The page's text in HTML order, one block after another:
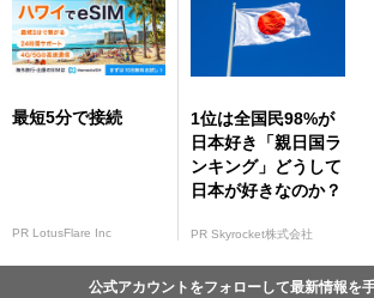
菱地所・牧野さんに
会ってみた
最短5分で接続
PR LotusFlare Inc
1位は全国民98%が
日本好き「親日国ラ
ンキング」どうして
日本が好きなのか？
PR Skyrocket株式会社
公式アカウントをフォローして最新情報を